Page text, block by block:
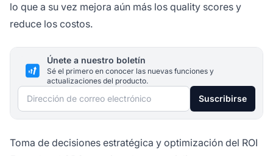
lo que a su vez mejora aún más los quality scores y
reduce los costos.
Únete a nuestro boletín
Sé el primero en conocer las nuevas funciones y
actualizaciones del producto.
Dirección de correo electrónico Suscribirse
Toma de decisiones estratégica y optimización del ROI